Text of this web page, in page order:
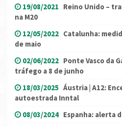
19/08/2021 Reino Unido –
na M20
12/05/2022 Catalunha:
de maio
02/06/2022 Ponte Vasco da
tráfego a 8 de junho
18/03/2025 Áustria | A12:
autoestrada Inntal
08/03/2024 Espanha: alerta